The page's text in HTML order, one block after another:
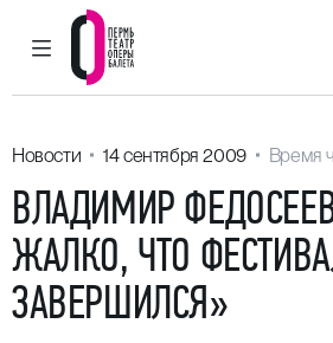
ГЛАВНОЕ МЕНЮ
Пермский театр
Новости 14 сентября 2009 Время
ВЛАДИМИР
ЖАЛКО, ЧТО
ЗАВЕРШИЛСЯ»